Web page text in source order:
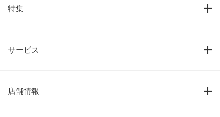
特集
サービス
店舗情報